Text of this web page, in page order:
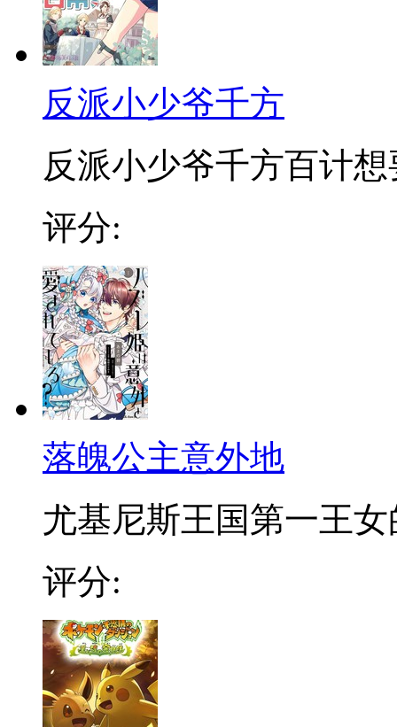
反派小少爷千方
反派小少爷千方百计想
评分:
落魄公主意外地
尤基尼斯王国第一王女
评分: